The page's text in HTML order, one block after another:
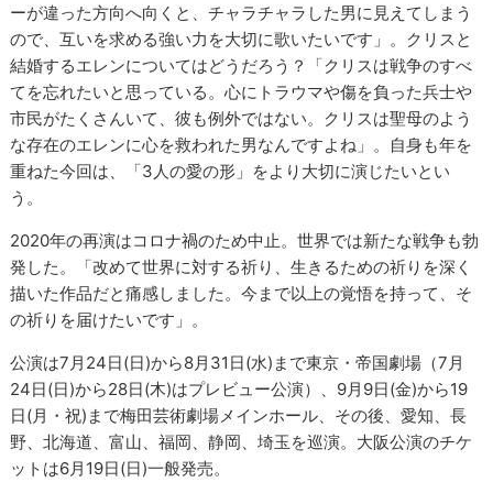
ーが違った方向へ向くと、チャラチャラした男に見えてしまう
ので、互いを求める強い力を大切に歌いたいです」。クリスと
結婚するエレンについてはどうだろう？「クリスは戦争のすべ
てを忘れたいと思っている。心にトラウマや傷を負った兵士や
市民がたくさんいて、彼も例外ではない。クリスは聖母のよう
な存在のエレンに心を救われた男なんですよね」。自身も年を
重ねた今回は、「3人の愛の形」をより大切に演じたいとい
う。
2020年の再演はコロナ禍のため中止。世界では新たな戦争も勃
発した。「改めて世界に対する祈り、生きるための祈りを深く
描いた作品だと痛感しました。今まで以上の覚悟を持って、そ
の祈りを届けたいです」。
公演は7月24日(日)から8月31日(水)まで東京・帝国劇場（7月
24日(日)から28日(木)はプレビュー公演）、9月9日(金)から19
日(月・祝)まで梅田芸術劇場メインホール、その後、愛知、長
野、北海道、富山、福岡、静岡、埼玉を巡演。大阪公演のチケ
ットは6月19日(日)一般発売。